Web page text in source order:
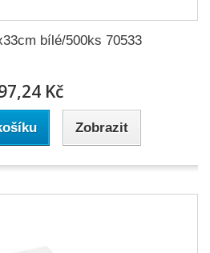
bílé/500ks 70533
Kč
Zobrazit